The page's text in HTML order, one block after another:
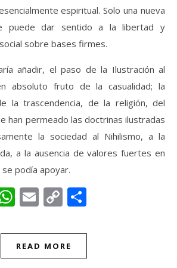
espiritual. Solo una nueva
puede dar sentido a la libertad y
sobre bases firmes.
añadir, el paso de la Ilustración al
absoluto fruto de la casualidad; la
la trascendencia, de la religión, del
han permeado las doctrinas ilustradas
la sociedad al Nihilismo, a la
a la ausencia de valores fuertes en
podía apoyar.
WhatsApp
Email
Copy
READ MORE